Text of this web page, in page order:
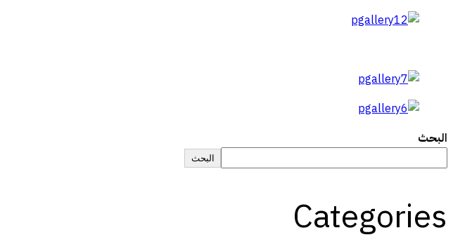
البحث
البحث
Categories